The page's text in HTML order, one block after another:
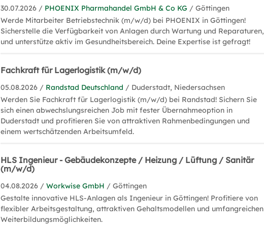
30.07.2026 / PHOENIX Pharmahandel GmbH & Co KG / Göttingen
Werde Mitarbeiter Betriebstechnik (m/w/d) bei PHOENIX in Göttingen!
Sicherstelle die Verfügbarkeit von Anlagen durch Wartung und Reparaturen,
und unterstütze aktiv im Gesundheitsbereich. Deine Expertise ist gefragt!
Fachkraft für Lagerlogistik (m/w/d)
05.08.2026 / Randstad Deutschland / Duderstadt, Niedersachsen
Werden Sie Fachkraft für Lagerlogistik (m/w/d) bei Randstad! Sichern Sie
sich einen abwechslungsreichen Job mit fester Übernahmeoption in
Duderstadt und profitieren Sie von attraktiven Rahmenbedingungen und
einem wertschätzenden Arbeitsumfeld.
HLS Ingenieur - Gebäudekonzepte / Heizung / Lüftung / Sanitär
(m/w/d)
04.08.2026 /Workwise GmbH / Göttingen
Gestalte innovative HLS-Anlagen als Ingenieur in Göttingen! Profitiere von
flexibler Arbeitsgestaltung, attraktiven Gehaltsmodellen und umfangreichen
Weiterbildungsmöglichkeiten.